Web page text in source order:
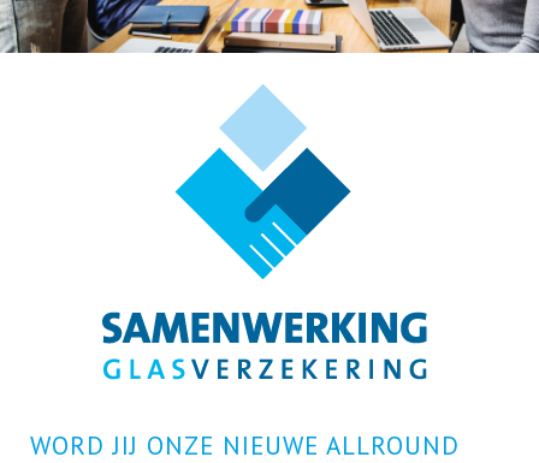
WORD JIJ ONZE NIEUWE ALLROUND